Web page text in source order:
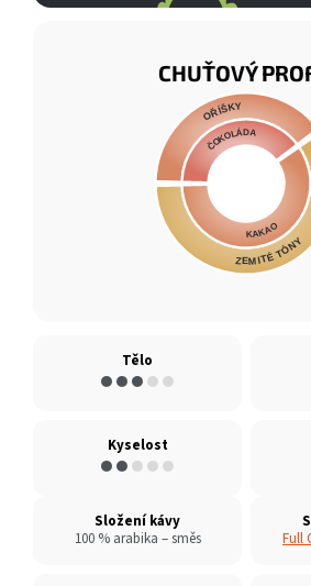
CHUŤOVÝ
OŘÍŠKY
ZEMITÉ TÓNY
ČOKOLÁDA
KAKAO
Tělo
●●●●●
Kyselost
●●●●●
Složení kávy
100 % arabika – směs
Full